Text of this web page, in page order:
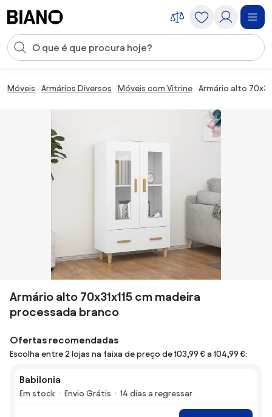
Entrada de pesquisa
Móveis Armários Diversos Móveis com Vitrine Armário alto
Armário alto 70x31x115 cm madeira
processada branco
Ofertas recomendadas
Escolha entre 2 lojas na faixa de preço de 103,99 € a 104,99 €:
Babilonia
Em stock Envio Grátis 14 dias a regressar